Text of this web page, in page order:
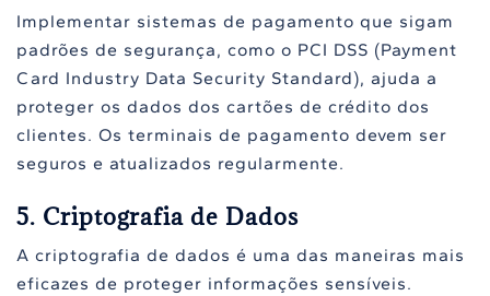
Implementar sistemas de pagamento que sigam
padrões de segurança, como o PCI DSS (Payment
Card Industry Data Security Standard), ajuda a
proteger os dados dos cartões de crédito dos
clientes. Os terminais de pagamento devem ser
seguros e atualizados regularmente.
5. Criptografia de Dados
A criptografia de dados é uma das maneiras mais
eficazes de proteger informações sensíveis.